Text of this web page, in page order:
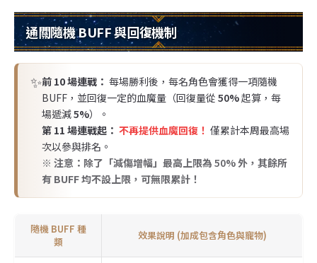
通關隨機 BUFF 與回復機制
✨前 10 場連戰： 每場勝利後，每名角色會獲得一項隨機
BUFF，並回復一定的血魔量（回復量從 50%起算，每
場遞減5%）。
第 11 場連戰起： 不再提供血魔回復！ 僅累計本周最高場
次以參與排名。
※ 注意：除了「減傷增幅」最高上限為 50%外，其餘所
有 BUFF 均不設上限，可無限累計！
隨機 BUFF 種
類
效果說明 (加成包含角色與寵物)